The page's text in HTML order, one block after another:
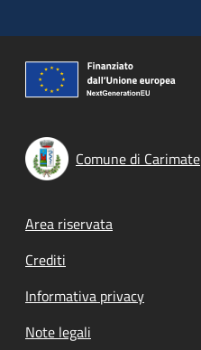
Comune di Carimate
Footer menu
Area riservata
Crediti
Informativa privacy
Note legali